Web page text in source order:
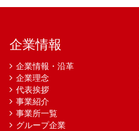
企業情報
企業情報・沿革
企業理念
代表挨拶
事業紹介
事業所一覧
グループ企業